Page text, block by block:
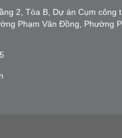
2, Tòa B, Dự án Cụm công
Phạm Văn Đồng, Phường